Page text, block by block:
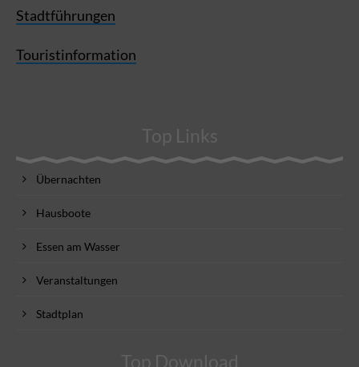
Stadtführungen
Touristinformation
Top Links
Übernachten
Hausboote
Essen am Wasser
Veranstaltungen
Stadtplan
Top Download